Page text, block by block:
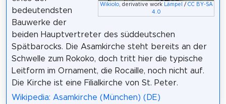
Wikiolo, derivative work Lämpel / CC BY-SA
4.0
bedeutendsten
Bauwerke der
beiden Hauptvertreter des süddeutschen
Spätbarocks. Die Asamkirche steht bereits an der
Schwelle zum Rokoko, doch tritt hier die typische
Leitform im Ornament, die Rocaille, noch nicht auf.
Die Kirche ist eine Filialkirche von St. Peter.
Wikipedia: Asamkirche (München) (DE)